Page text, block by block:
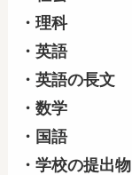
・理科
・英語
・英語の長文
・数学
・国語
・学校の提出物